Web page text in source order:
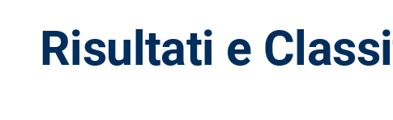
Risultati e